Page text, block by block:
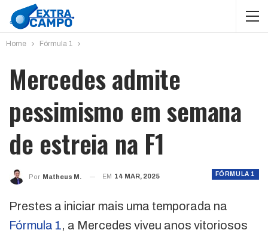
Home Fórmula 1
Mercedes admite
pessimismo em semana
de estreia na F1
FÓRMULA 1
Por Matheus M. EM 14 MAR, 2025
Prestes a iniciar mais uma temporada na
Fórmula 1, a Mercedes viveu anos vitoriosos